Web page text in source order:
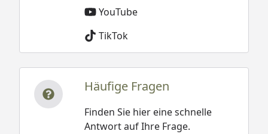
YouTube
TikTok
Häufige Fragen
Finden Sie hier eine schnelle
Antwort auf Ihre Frage.